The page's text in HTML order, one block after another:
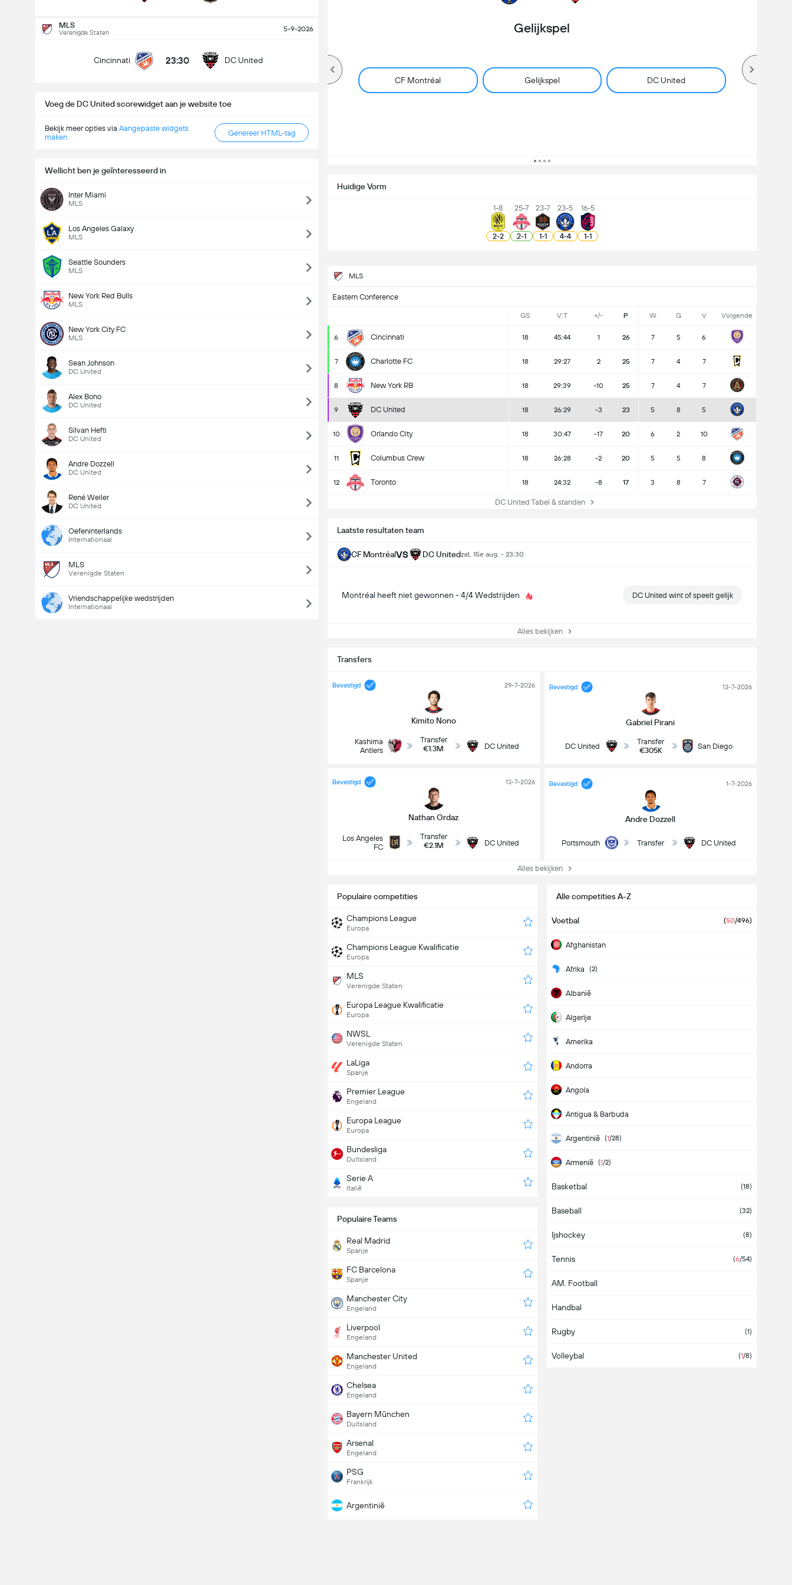
MLS
Verenigde Staten 5-9-2026
Cincinnati 23:30 DC United
Voeg de DC United scorewidget aan je website toe
Bekijk meer opties via Aangepaste widgets
maken
Genereer HTML-tag
Wellicht ben je geïnteresseerd in
Inter Miami
MLS
Los Angeles Galaxy
MLS
Seattle Sounders
MLS
New York Red Bulls
MLS
New York City FC
MLS
Sean Johnson
DC United
Alex Bono
DC United
Silvan Hefti
DC United
Andre Dozzell
DC United
René Weiler
DC United
Oefeninterlands
Internationaal
MLS
Verenigde Staten
Vriendschappelijke wedstrijden
Internationaal
Gelijkspel
CF Montréal Gelijkspel DC United
- Meer dan/minder dan (2.5)
Huidige Vorm
1-8
2-2
25-7
2-1
23-7
1-1
23-5
4-4
16-5
1-1
MLS
Eastern Conference
GS V:T +/- P W G V Volgende
6 Cincinnati 18 45:44 1 26 7 5 6
7 Charlotte FC 18 29:27 2 25 7 4 7
8 New York RB 18 29:39 -10 25 7 4 7
9 DC United 18 26:29 -3 23 5 8 5
10 Orlando City 18 30:47 -17 20 6 2 10
11 Columbus Crew 18 26:28 -2 20 5 5 8
12 Toronto 18 24:32 -8 17 3 8 7
DC United Tabel & standen
Laatste resultaten team
CF MontréalVS DC Unitedzat, 15e aug. - 23:30
Montréal heeft niet gewonnen - 4/4 Wedstrijden DC United wint of speelt gelijk
Alles bekijken
Transfers
Bevestigd
Kimito Nono
29-7-2026
Kashima
Antlers
Transfer
€1.3M
DC United
Bevestigd
Gabriel Pirani
13-7-2026
DC United
Transfer
€305K
San Diego
Bevestigd
Nathan Ordaz
13-7-2026
Los Angeles
FC
Transfer
€2.1M
DC United
Bevestigd
Andre Dozzell
1-7-2026
Portsmouth Transfer DC United
Alles bekijken
Populaire competities
Champions League
Europa
Champions League Kwalificatie
Europa
MLS
Verenigde Staten
Europa League Kwalificatie
Europa
NWSL
Verenigde Staten
LaLiga
Spanje
Premier League
Engeland
Europa League
Europa
Bundesliga
Duitsland
Serie A
Italië
Alle competities A-Z
Voetbal (50/496)
Afghanistan
Afrika (2)
Albanië
Algerije
Amerika
Andorra
Angola
Antigua & Barbuda
Argentinië (1/28)
Armenië (1/2)
Aruba
Australië
Azerbeidzjan
Azië
Bahamas
Bahrein
Bangladesh
Barbados
Basketbal (18)
Baseball (32)
Ijshockey (8)
Tennis (6/54)
AM. Football
Handbal
Rugby (1)
Volleybal (1/8)
Populaire Teams
Real Madrid
Spanje
FC Barcelona
Spanje
Manchester City
Engeland
Liverpool
Engeland
Manchester United
Engeland
Chelsea
Engeland
Bayern München
Duitsland
Arsenal
Engeland
PSG
Frankrijk
Argentinië